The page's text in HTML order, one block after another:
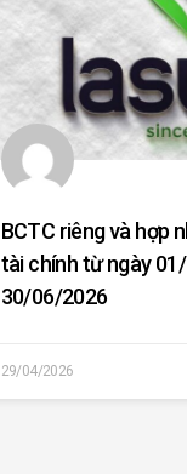
BCTC riêng và hợp
tài chính từ ngày
30/06/2026
29/04/2026